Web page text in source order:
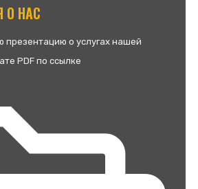
О НАС
презентацию о услугах нашей
PDF по ссылке